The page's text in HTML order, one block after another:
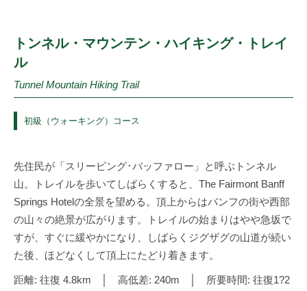
トンネル・マウンテン・ハイキング・トレイ
ル
Tunnel Mountain Hiking Trail
初級（ウォーキング）コース
先住民が「スリーピング･バッファロー」と呼ぶトンネル
山。トレイルを歩いてしばらくすると、The Fairmont Banff
Springs Hotelの全景を望める。頂上からはバンフの街や西部
の山々の絶景が広がります。トレイルの始まりはやや急坂で
すが、すぐに緩やかになり、しばらくジグザグの山道が続い
た後、ほどなくして頂上にたどり着きます。
距離: 往復 4.8km │ 高低差: 240m │ 所要時間: 往復1?2